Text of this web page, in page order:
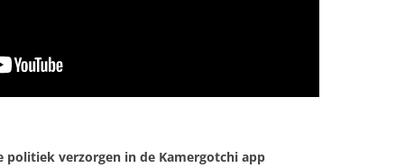
politiek verzorgen in de Kamergotchi app